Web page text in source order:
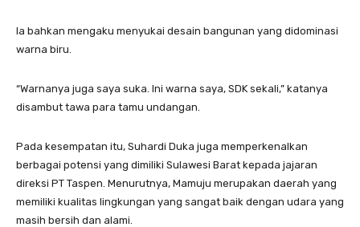
Ia bahkan mengaku menyukai desain bangunan yang didominasi
warna biru.
“Warnanya juga saya suka. Ini warna saya, SDK sekali,” katanya
disambut tawa para tamu undangan.
Pada kesempatan itu, Suhardi Duka juga memperkenalkan
berbagai potensi yang dimiliki Sulawesi Barat kepada jajaran
direksi PT Taspen. Menurutnya, Mamuju merupakan daerah yang
memiliki kualitas lingkungan yang sangat baik dengan udara yang
masih bersih dan alami.